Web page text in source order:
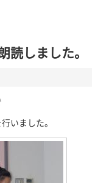
しました。
いました。